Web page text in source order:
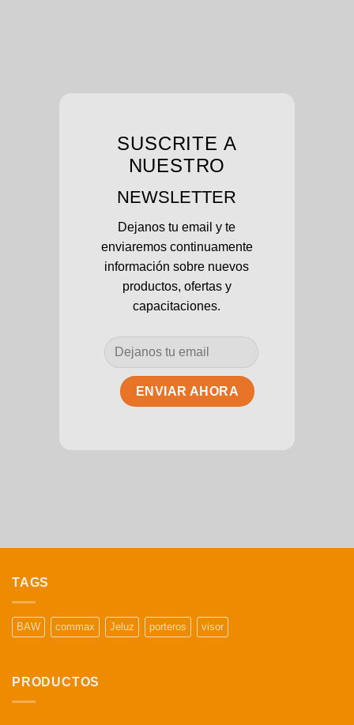
SUSCRITE A
NUESTRO
NEWSLETTER
Dejanos tu email y te
enviaremos continuamente
información sobre nuevos
productos, ofertas y
capacitaciones.
TAGS
BAW commax Jeluz porteros visor
PRODUCTOS